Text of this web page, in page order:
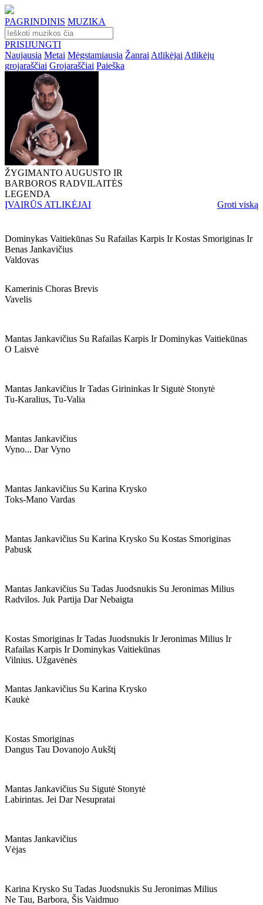
PAGRINDINIS MUZIKA
PRISIJUNGTI
Naujausia Metai Mėgstamiausia Žanrai Atlikėjai Atlikėjų
grojaraščiai Grojaraščiai Paieška
ŽYGIMANTO AUGUSTO IR
BARBOROS RADVILAITĖS
LEGENDA
ĮVAIRŪS ATLIKĖJAI
Groti viską
Dominykas Vaitiekūnas Su Rafailas Karpis Ir Kostas Smoriginas Ir
Benas Jankavičius
Valdovas
Kamerinis Choras Brevis
Vavelis
Mantas Jankavičius Su Rafailas Karpis Ir Dominykas Vaitiekūnas
O Laisvė
Mantas Jankavičius Ir Tadas Girininkas Ir Sigutė Stonytė
Tu-Karalius, Tu-Valia
Mantas Jankavičius
Vyno... Dar Vyno
Mantas Jankavičius Su Karina Krysko
Toks-Mano Vardas
Mantas Jankavičius Su Karina Krysko Su Kostas Smoriginas
Pabusk
Mantas Jankavičius Su Tadas Juodsnukis Su Jeronimas Milius
Radvilos. Juk Partija Dar Nebaigta
Kostas Smoriginas Ir Tadas Juodsnukis Ir Jeronimas Milius Ir
Rafailas Karpis Ir Dominykas Vaitiekūnas
Vilnius. Užgavėnės
Mantas Jankavičius Su Karina Krysko
Kaukė
Kostas Smoriginas
Dangus Tau Dovanojo Aukštį
Mantas Jankavičius Su Sigutė Stonytė
Labirintas. Jei Dar Nesupratai
Mantas Jankavičius
Vėjas
Karina Krysko Su Tadas Juodsnukis Su Jeronimas Milius
Ne Tau, Barbora, Šis Vaidmuo